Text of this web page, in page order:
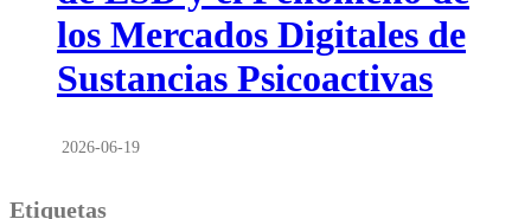
los Mercados Digitales de
Sustancias Psicoactivas
2026-06-19
Etiquetas